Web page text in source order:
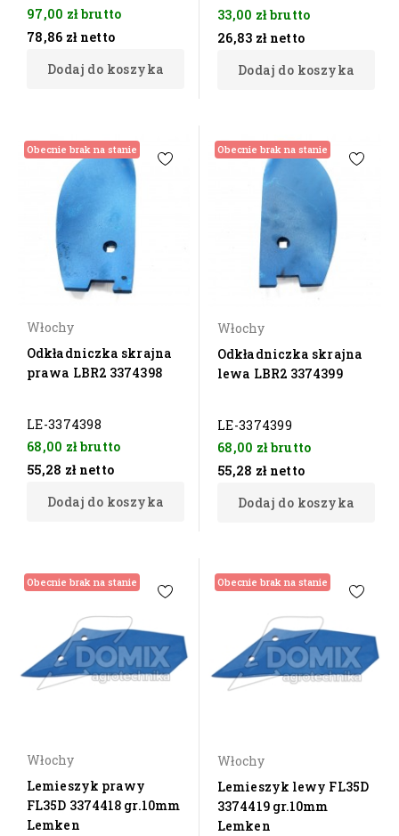
97,00 złbrutto
78,86 zł netto
Dodaj do koszyka
33,00 złbrutto
26,83 zł netto
Dodaj do koszyka
Obecnie brak na stanie
Włochy
Odkładniczka skrajna
prawa LBR2 3374398
LE-3374398
68,00 złbrutto
55,28 zł netto
Dodaj do koszyka
Obecnie brak na stanie
Włochy
Odkładniczka skrajna
lewa LBR2 3374399
LE-3374399
68,00 złbrutto
55,28 zł netto
Dodaj do koszyka
Obecnie brak na stanie
Włochy
Lemieszyk prawy
FL35D 3374418 gr.10mm
Lemken
Obecnie brak na stanie
Włochy
Lemieszyk lewy FL35D
3374419 gr.10mm
Lemken